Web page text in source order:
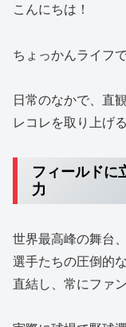
こんにちは！
ちょっかんライフで
日常のなかで、直
レコレを取り上げ
フィールドに
力
世界最高峰の舞台
選手たちの圧倒的
直結し、常にファ